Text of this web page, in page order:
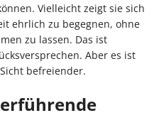
Vielleicht zeigt sie sich
ehrlich zu begegnen, ohne
zu lassen. Das ist
Aber es ist
befreiender.